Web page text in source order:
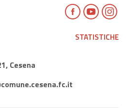
STATISTICHE
Cesena